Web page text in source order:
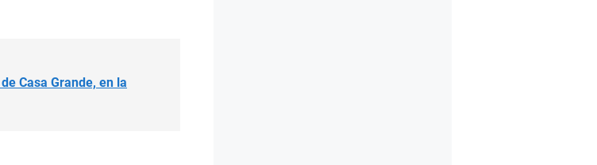
Casa Grande, en la